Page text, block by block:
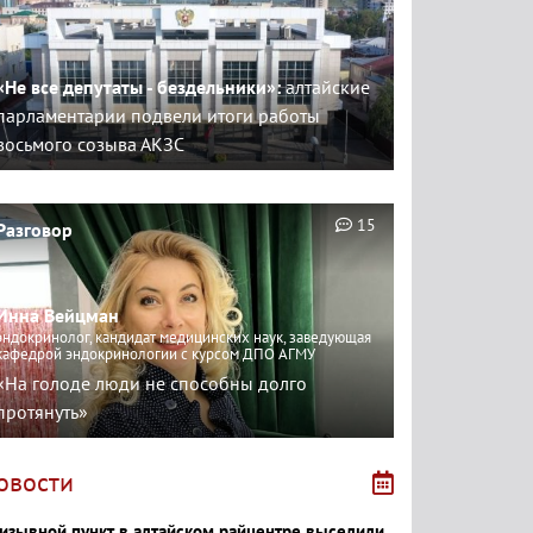
все депутаты - бездельники»:алтайские
подвели итоги работы
созыва АКЗС
Вейцман
кандидат медицинских наук, заведующая
эндокринологии с курсом ДПО АГМУ
голоде люди не способны долго
15